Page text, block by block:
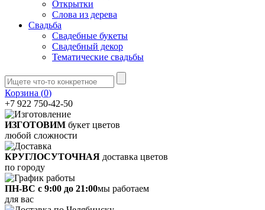
Открытки
Слова из дерева
Свадьба
Свадебные букеты
Свадебный декор
Тематические свадьбы
Корзина (0)
+7 922 750-42-50
ИЗГОТОВИМ букет цветов
любой сложности
КРУГЛОСУТОЧНАЯ доставка цветов
по городу
ПН-ВС с 9:00 до 21:00мы работаем
для вас